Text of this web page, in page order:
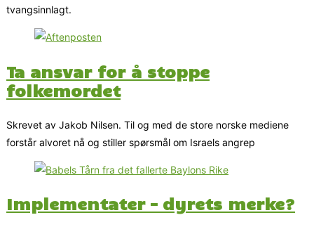
tvangsinnlagt.
Ta ansvar for å stoppe
folkemordet
Skrevet av Jakob Nilsen. Til og med de store norske mediene
forstår alvoret nå og stiller spørsmål om Israels angrep
Implementater – dyrets merke?